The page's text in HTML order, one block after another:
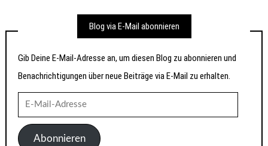
Blog via E-Mail abonnieren
Gib Deine E-Mail-Adresse an, um diesen Blog zu abonnieren und
Benachrichtigungen über neue Beiträge via E-Mail zu erhalten.
Mail-
AdresseAbonnieren